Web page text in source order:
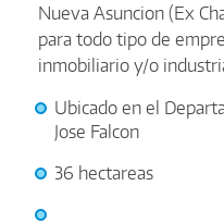
Nueva Asuncion (Ex
para todo tipo de
inmobiliario y/o
Ubicado en el
Jose Falcon
36 hectareas